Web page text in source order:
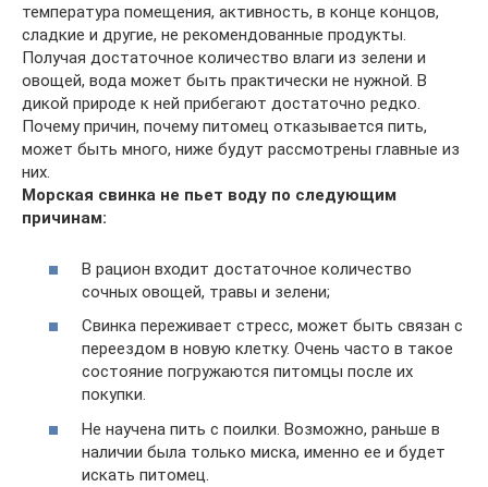
температура помещения, активность, в конце концов,
сладкие и другие, не рекомендованные продукты.
Получая достаточное количество влаги из зелени и
овощей, вода может быть практически не нужной. В
дикой природе к ней прибегают достаточно редко.
Почему причин, почему питомец отказывается пить,
может быть много, ниже будут рассмотрены главные из
них.
Морская свинка не пьет воду по следующим
причинам:
В рацион входит достаточное количество
сочных овощей, травы и зелени;
Свинка переживает стресс, может быть связан с
переездом в новую клетку. Очень часто в такое
состояние погружаются питомцы после их
покупки.
Не научена пить с поилки. Возможно, раньше в
наличии была только миска, именно ее и будет
искать питомец.